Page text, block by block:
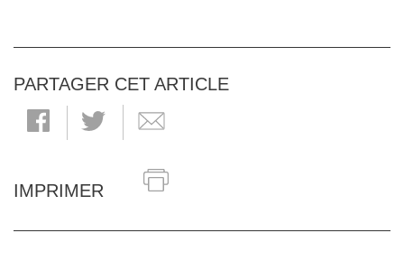
PARTAGER CET ARTICLE
IMPRIMER